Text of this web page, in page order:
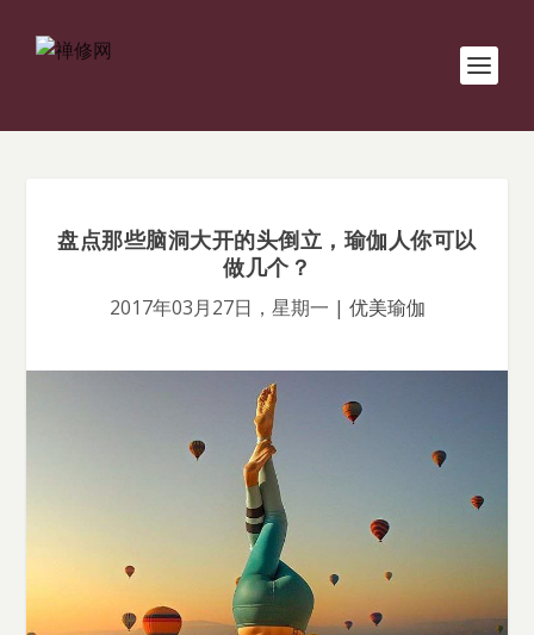
盘点那些脑洞大开的头倒立，瑜伽人你可以
做几个？
2017年03月27日，星期一 | 优美瑜伽